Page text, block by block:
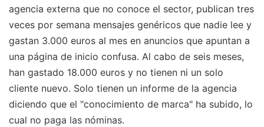
agencia externa que no conoce el sector, publican tres
veces por semana mensajes genéricos que nadie lee y
gastan 3.000 euros al mes en anuncios que apuntan a
una página de inicio confusa. Al cabo de seis meses,
han gastado 18.000 euros y no tienen ni un solo
cliente nuevo. Solo tienen un informe de la agencia
diciendo que el "conocimiento de marca" ha subido, lo
cual no paga las nóminas.